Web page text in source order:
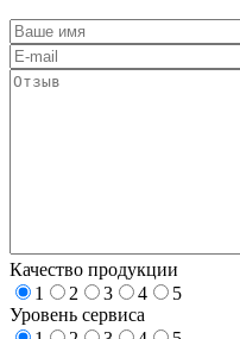
Качество продукции
1
2 3 4
5
Уровень сервиса